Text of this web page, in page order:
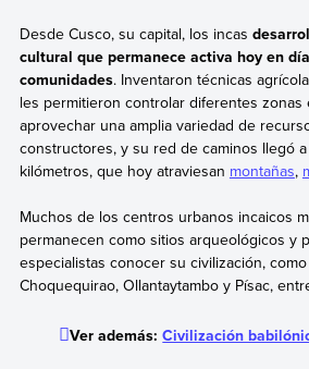
Desde Cusco, su capital, los incas
cultural que permanece activa hoy en
comunidades. Inventaron técnicas
les permitieron controlar diferentes zonas
aprovechar una amplia variedad de
constructores, y su red de caminos llegó
kilómetros, que hoy atraviesan montañas,
Muchos de los centros urbanos incaicos
permanecen como sitios arqueológicos y
especialistas conocer su civilización,
Choquequirao, Ollantaytambo y Písac,
Ver además:Civilización